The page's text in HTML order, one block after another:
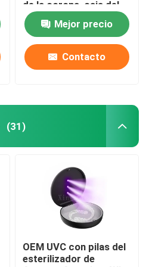
de la corona, caja del
criado de los dientes
de 1 pulgada para el
laboratorio dental
Mejor precio
Contacto
(31)
OEM UVC con pilas del
esterilizador de